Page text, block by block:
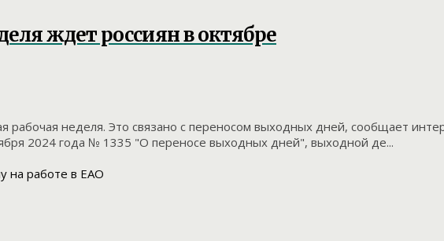
ждет россиян в октябре
рабочая неделя. Это связано с переносом выходных дней, сообщает
2024 года № 1335 "О переносе выходных дней", выходной де...